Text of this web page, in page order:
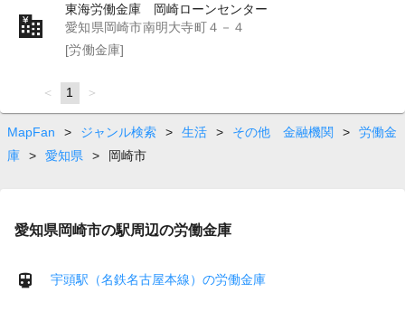
東海労働金庫 岡崎ローンセンター
愛知県岡崎市南明大寺町４－４
[労働金庫]
page
You're
on
page
1 page
MapFan > ジャンル検索 > 生活 > その他 金融機関 >
労働金
庫
> 愛知県 > 岡崎市
愛知県岡崎市の駅周辺の労働金庫
宇頭駅（名鉄名古屋本線）の労働金庫